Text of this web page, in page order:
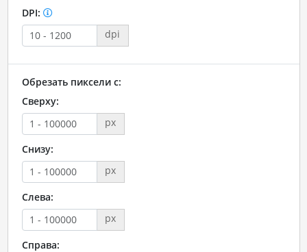
DPI:
dpi
Обрезать пиксели с:
Сверху:
px
Снизу:
px
Слева:
px
Справа: